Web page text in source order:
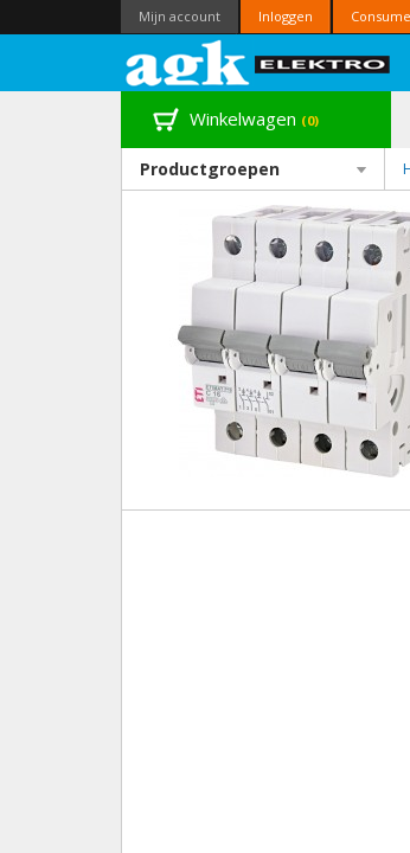
Mijn account Inloggen
Winkelwagen (0)
Productgroepen